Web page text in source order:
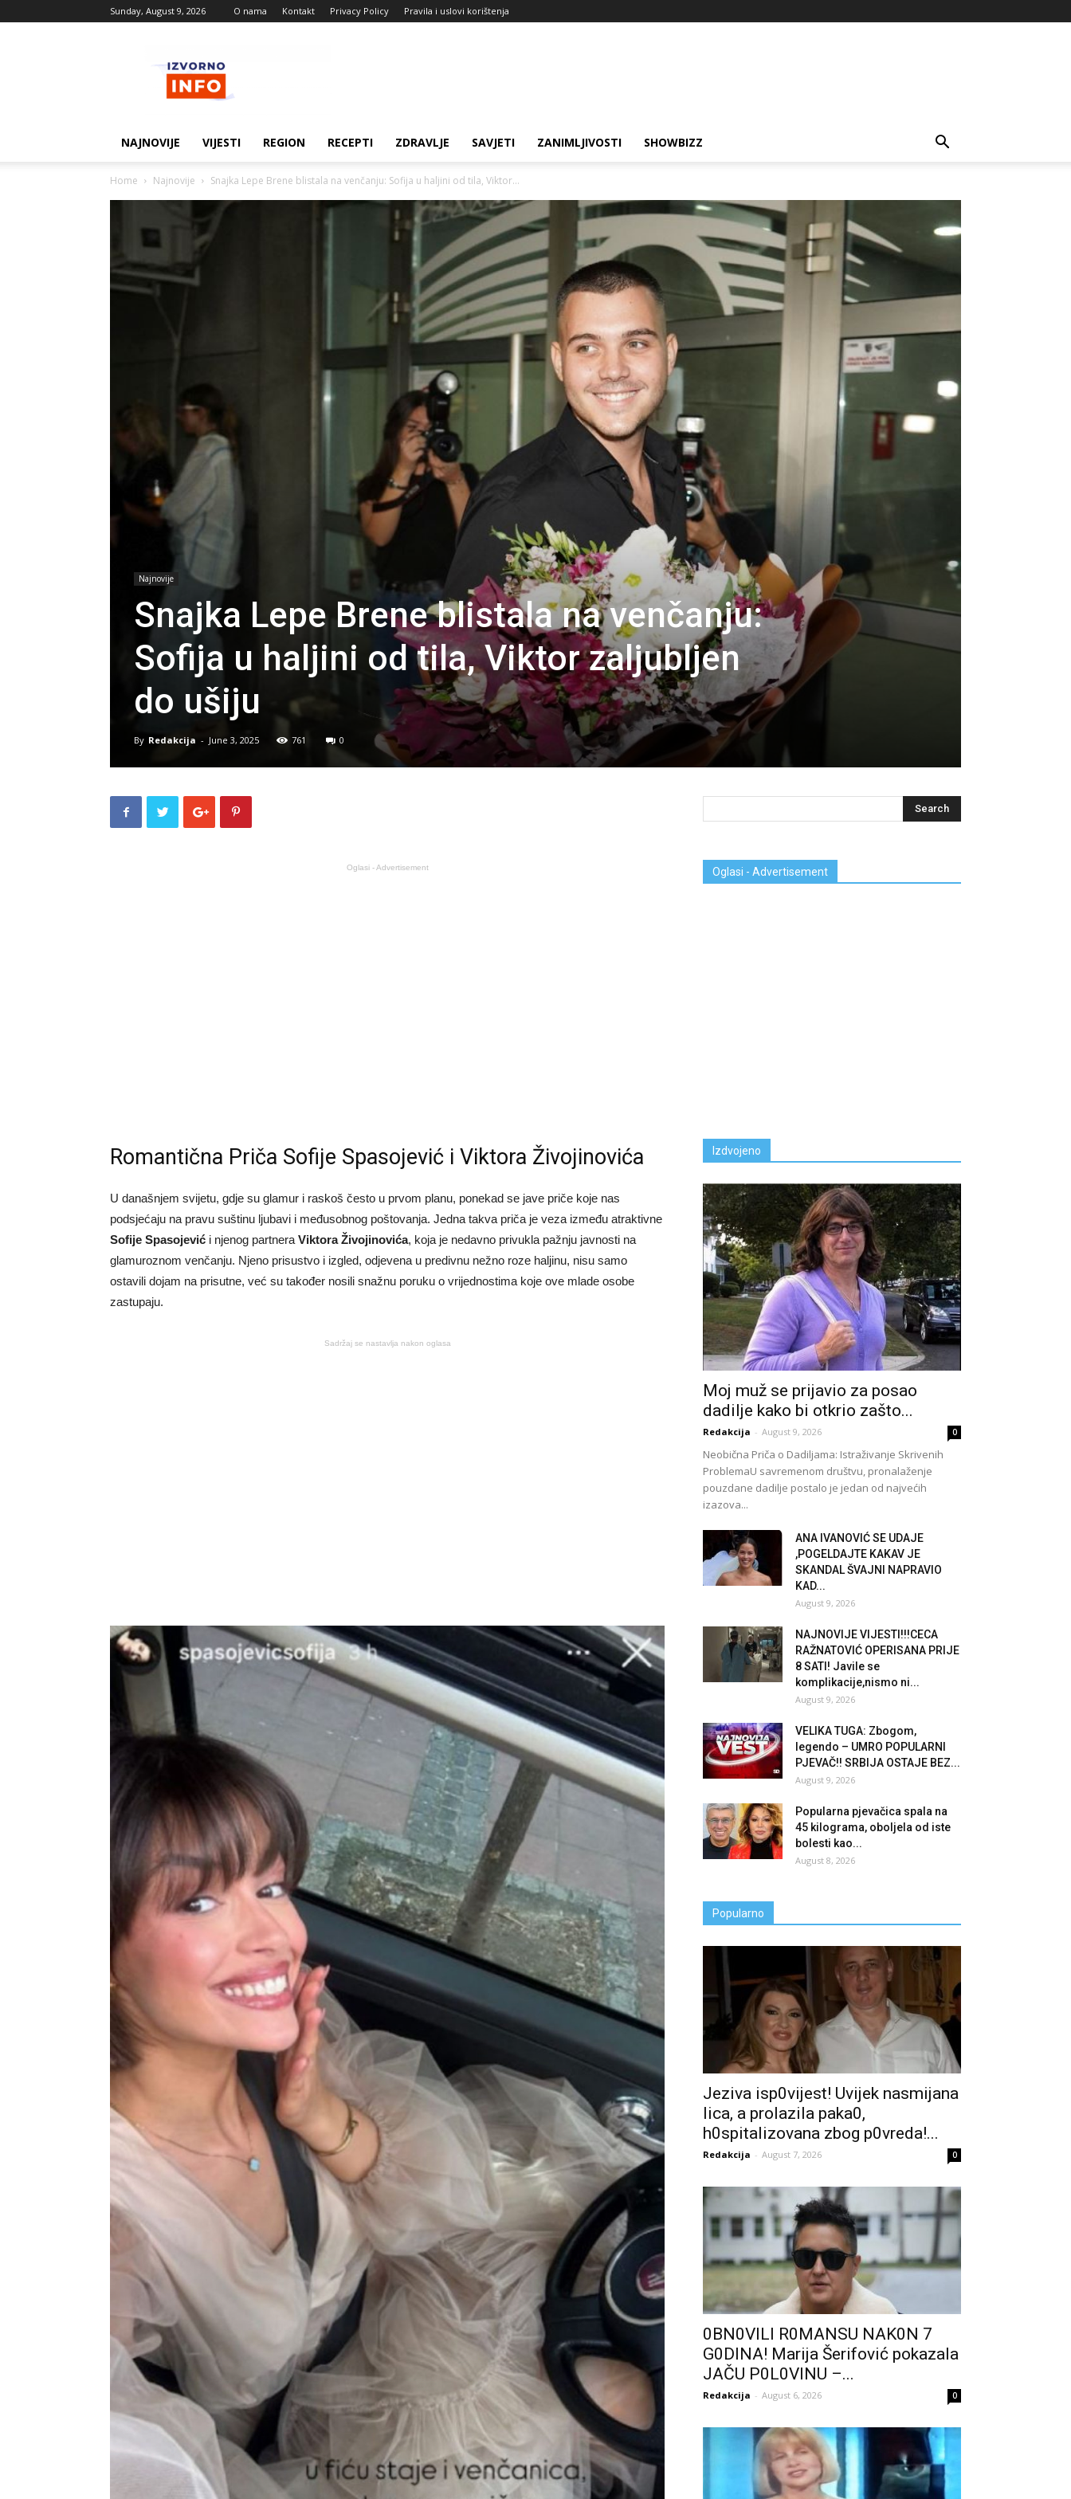
Sunday, August 9, 2026 O nama Kontakt Privacy Policy Pravila i uslovi korištenja
vijesti
NAJNOVIJE VIJESTI REGION RECEPTI ZDRAVLJE SAVJETI ZANIMLJIVOSTI SHOWBIZZ
Home Najnovije Snajka Lepe Brene blistala na venčanju: Sofija u haljini od tila, Viktor...
Najnovije
Snajka Lepe Brene blistala na venčanju:
Sofija u haljini od tila, Viktor zaljubljen
do ušiju
By Redakcija - June 3, 2025 761 0
Oglasi - Advertisement
Romantična Priča Sofije Spasojević i Viktora Živojinovića
U današnjem svijetu, gdje su glamur i raskoš često u prvom planu, ponekad se jave priče koje nas
podsjećaju na pravu suštinu ljubavi i međusobnog poštovanja. Jedna takva priča je veza između atraktivne
Sofije Spasojević i njenog partnera Viktora Živojinovića, koja je nedavno privukla pažnju javnosti na
glamuroznom venčanju. Njeno prisustvo i izgled, odjevena u predivnu nežno roze haljinu, nisu samo
ostavili dojam na prisutne, već su također nosili snažnu poruku o vrijednostima koje ove mlade osobe
zastupaju.
Sadržaj se nastavlja nakon oglasa
Oglasi - Advertisement
Izdvojeno
Moj muž se prijavio za posao
dadilje kako bi otkrio zašto...
Redakcija - August 9, 2026 0
Neobična Priča o Dadiljama: Istraživanje Skrivenih
ProblemaU savremenom društvu, pronalaženje
pouzdane dadilje postalo je jedan od najvećih
izazova...
ANA IVANOVIĆ SE UDAJE
,POGELDAJTE KAKAV JE
SKANDAL ŠVAJNI NAPRAVIO
KAD...
August 9, 2026
NAJNOVIJE VIJESTI!!!CECA
RAŽNATOVIĆ OPERISANA PRIJE
8 SATI! Javile se
komplikacije,nismo ni...
August 9, 2026
VELIKA TUGA: Zbogom,
legendo – UMRO POPULARNl
PJEVAČ!! SRBIJA OSTAJE BEZ...
August 9, 2026
Popularna pjevačica spala na
45 kilograma, oboljela od iste
bolesti kao...
August 8, 2026
Popularno
Jeziva isp0vijest! Uvijek nasmijana
lica, a prolaziIa paka0,
h0spitalizovana zbog p0vreda!...
Redakcija - August 7, 2026 0
0BN0VlLl R0MANSU NAK0N 7
G0DlNA! Marija Šerifović pokazala
JAČU P0L0VINU –...
Redakcija - August 6, 2026 0